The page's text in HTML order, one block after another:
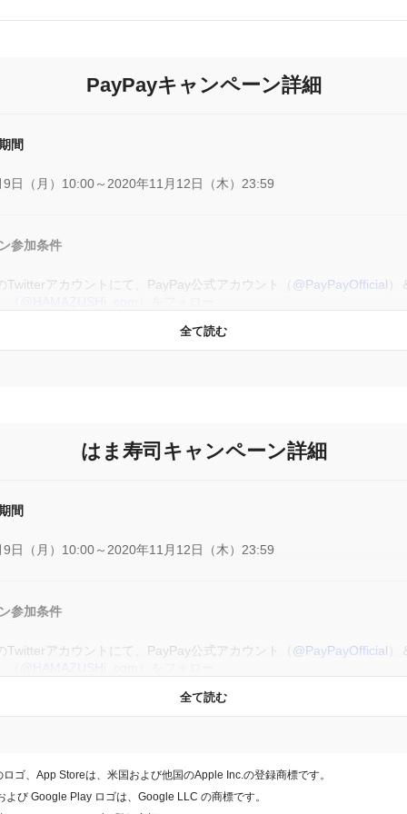
PayPayキャンペーン詳細
全て読む
間
日（月）10:00～2020年11月12日（木）23:59
参加条件
Twitterアカウントにて、PayPay公式アカウント（ @PayPayOfficial ）
ーン期間中に、お客様のTwitterアカウントにて、はま寿司の指定する
@PayPayOfficial）が投稿するツイート）をリツイ
参加条件を満たした方の中から抽選で当選された10名様に「1万円分
された場合、ダイレクトメッセージが送れず当選は無効となります。
ッセージ送信後一週間経過しても必要事項をご連絡いただけなかった場合、当選
旬までに当選者にお食事券を送付予定です。
はま寿司キャンペーン詳細
全て読む
間
日（月）10:00～2020年11月12日（木）23:59
参加条件
Twitterアカウントにて、PayPay公式アカウント（ @PayPayOfficial ）
ーン期間中に、お客様のTwitterアカウントにて、当社の指定するツイ
）が投稿するツイート）をリツイートした
ゴ、App Storeは、米国および他国のApple Inc.の登録商標です。
よび Google Play ロゴは、Google LLC の商標です。